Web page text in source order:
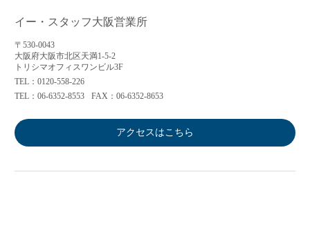
イー・スタッフ大阪営業所
〒530-0043
大阪府大阪市北区天満1-5-2
トリシマオフィスワンビル3F
TEL：0120-558-226
TEL：06-6352-8553
FAX：06-6352-8653
アクセスはこちら